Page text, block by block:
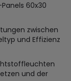
60x30
zwischen
und Effizienz
und der